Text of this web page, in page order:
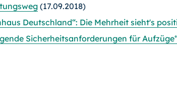
(17.09.2018)
Deutschland“: Die Mehrheit sieht's
Sicherheitsanforderungen für